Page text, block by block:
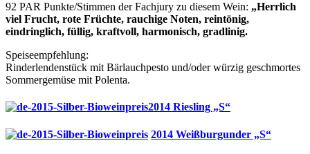
92 PAR Punkte/Stimmen der Fachjury zu diesem Wein: „Herrlich
viel Frucht, rote Früchte, rauchige Noten, reintönig,
eindringlich, füllig, kraftvoll, harmonisch, gradlinig.
Speiseempfehlung:
Rinderlendenstück mit Bärlauchpesto und/oder würzig geschmortes
Sommergemüse mit Polenta.
2014 Riesling „S“
2014 Weißburgunder „S“